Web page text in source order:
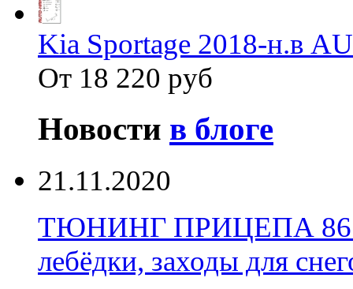
Kia Sportage 2018-н.в
От 18 220 руб
Новости в блоге
21.11.2020
ТЮНИНГ ПРИЦЕПА 86
лебёдки, заходы для